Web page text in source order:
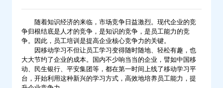
随着知识经济的来临，市场竞争日益激烈。现代企业的竞
争归根结底是人才的竞争，是知识的竞争，是员工能力的竞
争。因此，员工培训是提高企业核心竞争力的关键。
因移动学习不但让员工学习变得随时随地、轻松有趣，也
大大节约了企业的成本。国内不少响当当的企业，譬如中国移
动、民生银行、平安集团等，都在第一时间上线了移动学习平
台，开始利用这种新兴的学习方式，高效地培养员工能力，提